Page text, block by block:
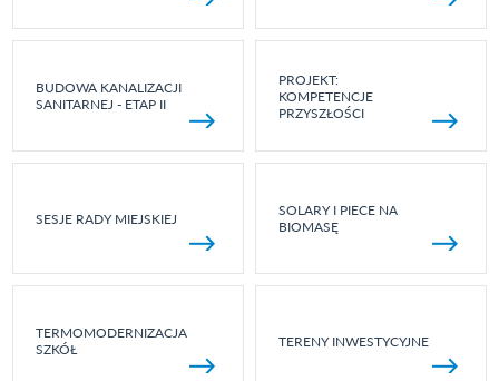
BUDOWA KANALIZACJI
SANITARNEJ - ETAP II
PROJEKT:
KOMPETENCJE
PRZYSZŁOŚCI
SESJE RADY MIEJSKIEJ
SOLARY I PIECE NA
BIOMASĘ
TERMOMODERNIZACJA
SZKÓŁ
TERENY INWESTYCYJNE